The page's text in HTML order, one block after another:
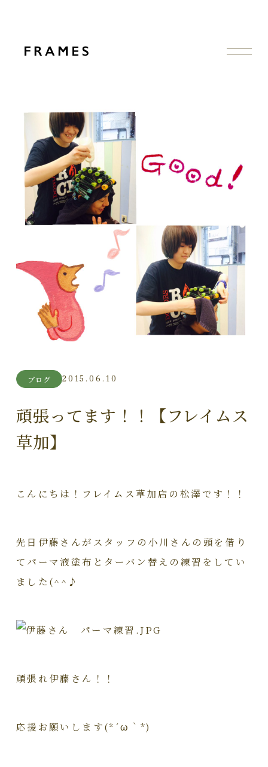
ブログ 2015.06.10
頑張ってます！！【フレイムス
草加】
こんにちは！フレイムス草加店の松澤です！！
先日伊藤さんがスタッフの小川さんの頭を借り
てパーマ液塗布とターバン替えの練習をしてい
ました(^^♪
頑張れ伊藤さん！！
応援お願いします(*´ω｀*)